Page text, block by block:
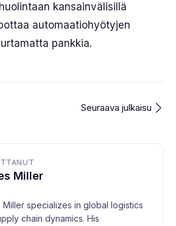
kansainvälisillä
automaatiohyötyjen
pankkia.
Seuraava julkaisu
Miller
Miller specializes in global logistics
chain dynamics. His